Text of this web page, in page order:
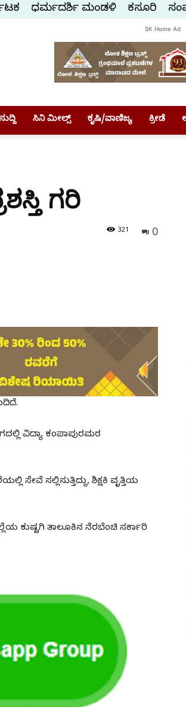
ಧರ್ಮದರ್ಶಿ ಮಂಡಳಿ ಕಸ್ತೂರಿ
SK Home Ad
ಸಿನಿ ಮೀಲ್ಸ್ ಕೃಷಿ/ವಾಣಿಜ್ಯ ಕ್ರೀಡೆ
ಗರಿ
0
321
ವಿದ್ಯಾ ಕಂಪಾಪುರಮಠ
ಸೇವೆ ಸಲ್ಲಿಸುತ್ತಿದ್ದು, ಶಿಕ್ಷಕಿ ವೃತ್ತಿಯ
ಕುಷ್ಟಗಿ ತಾಲೂಕಿನ ನೆರಬೆಂಚಿ ಸರ್ಕಾರಿ